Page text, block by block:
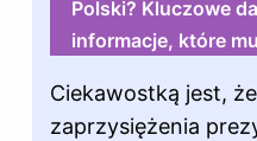
Polski? Kluczowe
informacje, które
Ciekawostką jest,
zaprzysiężenia